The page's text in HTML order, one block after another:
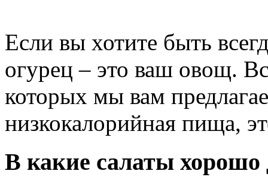
Если вы хотите быть
огурец – это ваш овощ.
которых мы вам
низкокалорийная пища,
В какие салаты хорошо